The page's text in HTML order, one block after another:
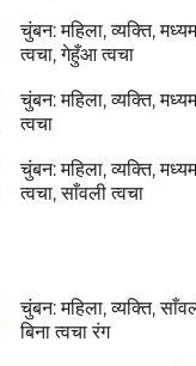
चुंबन: महिला, व्यक्ति,
त्वचा, गेहुँआ त्वचा
चुंबन: महिला, व्यक्ति,
त्वचा
चुंबन: महिला, व्यक्ति,
त्वचा, साँवली त्वचा
चुंबन: महिला, व्यक्ति,
बिना त्वचा रंग